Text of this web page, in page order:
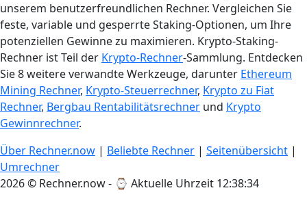
unserem benutzerfreundlichen Rechner. Vergleichen Sie
feste, variable und gesperrte Staking-Optionen, um Ihre
potenziellen Gewinne zu maximieren. Krypto-Staking-
Rechner ist Teil der Krypto-Rechner-Sammlung. Entdecken
Sie 8 weitere verwandte Werkzeuge, darunter Ethereum
Mining Rechner, Krypto-Steuerrechner, Krypto zu Fiat
Rechner, Bergbau Rentabilitätsrechner und Krypto
Gewinnrechner.
Über Rechner.now | Beliebte Rechner | Seitenübersicht |
Umrechner
2026 © Rechner.now - ⌚ Aktuelle Uhrzeit 12:38:35